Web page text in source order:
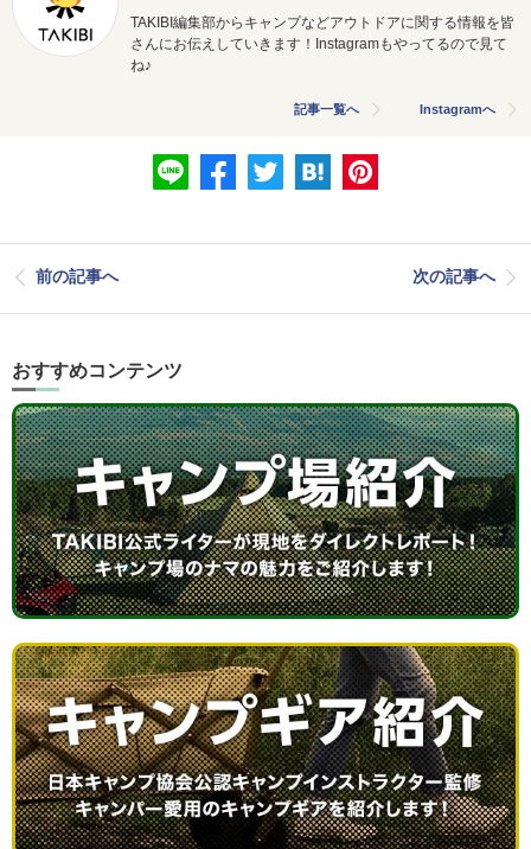
TAKIBI編集部からキャンプなどアウトドアに関する情報を皆
さんにお伝えしていきます！Instagramもやってるので見て
ね♪
記事一覧へ Instagramへ
前の記事へ 次の記事へ
おすすめコンテンツ